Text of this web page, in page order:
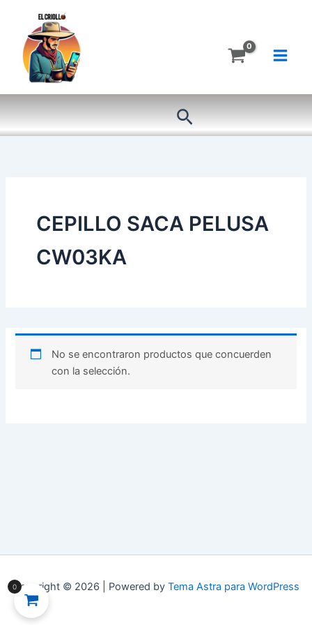
contenido
Buscar
CEPILLO SACA PELUSA
CW03KA
No se encontraron productos que concuerden
con la selección.
Copyright © 2026 | Powered by Tema Astra para WordPress
0